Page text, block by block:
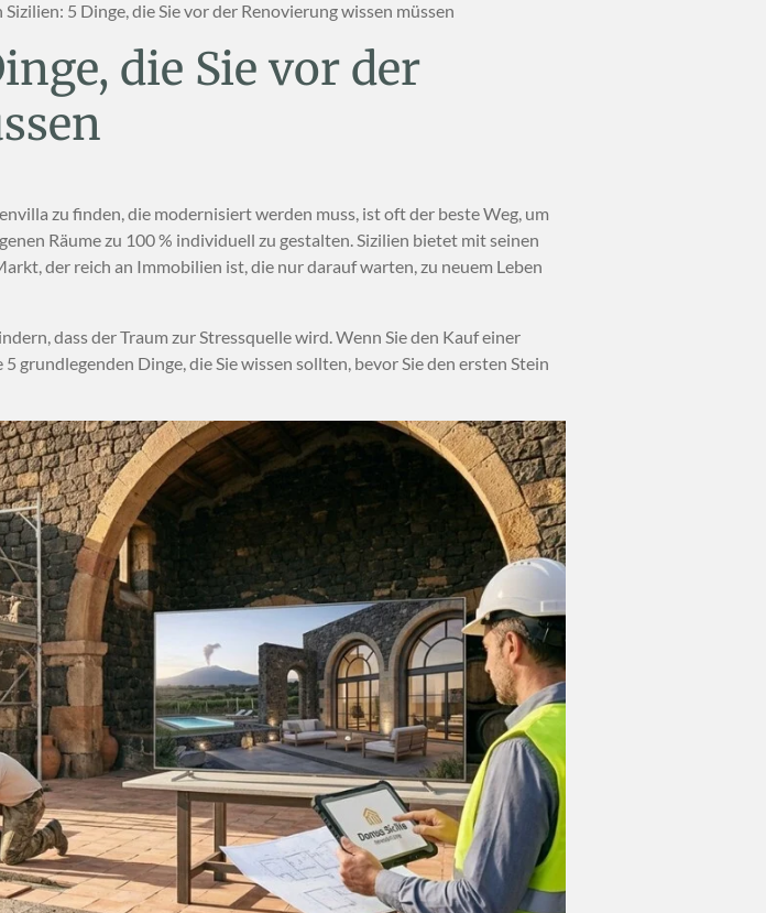
Sizilien: 5 Dinge, die Sie vor der Renovierung wissen müssen
die Sie vor der
zu finden, die modernisiert werden muss, ist oft der beste Weg, um
Räume zu 100 % individuell zu gestalten. Sizilien bietet mit seinen
der reich an Immobilien ist, die nur darauf warten, zu neuem Leben
dass der Traum zur Stressquelle wird. Wenn Sie den Kauf einer
Dinge, die Sie wissen sollten, bevor Sie den ersten Stein